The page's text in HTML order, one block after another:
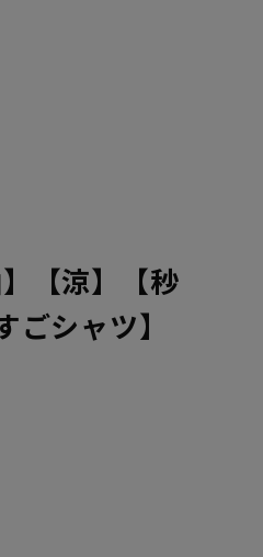
【涼】【秒
シャツ】